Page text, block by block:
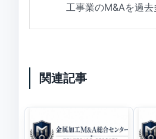
工事業のM&Aを過去
関連記事